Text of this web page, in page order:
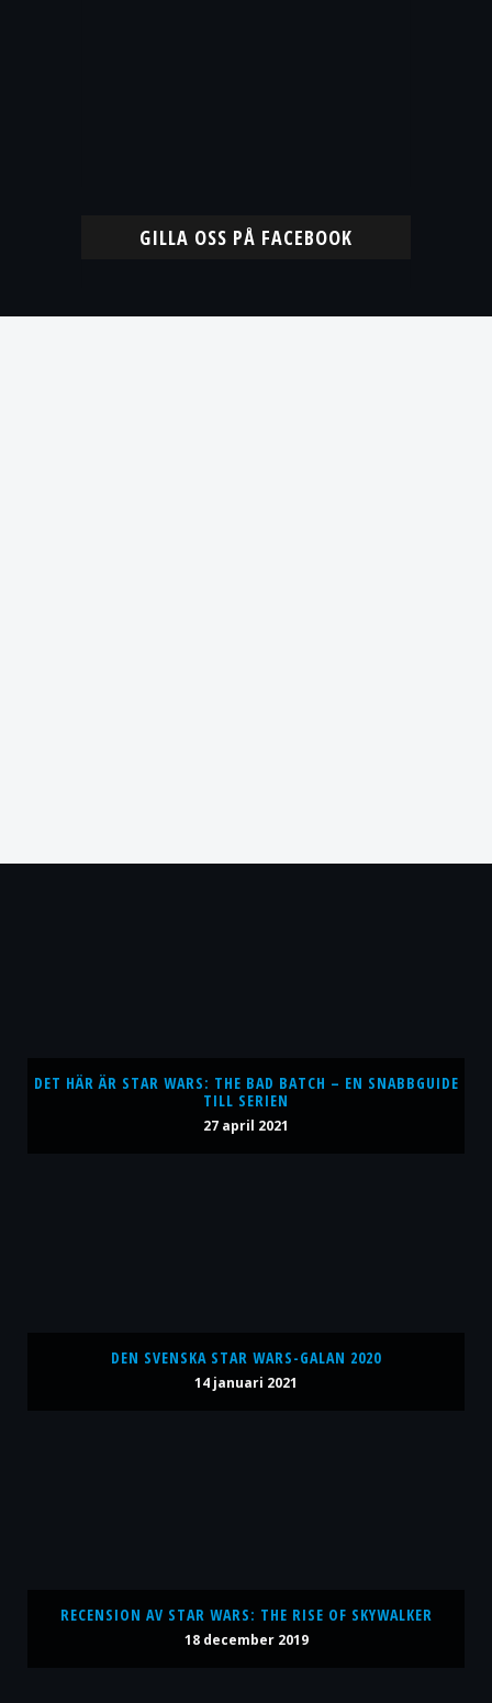
GILLA OSS PÅ FACEBOOK
DET HÄR ÄR STAR WARS: THE BAD BATCH – EN SNABBGUIDE
TILL SERIEN
27 april 2021
DEN SVENSKA STAR WARS-GALAN 2020
14 januari 2021
RECENSION AV STAR WARS: THE RISE OF SKYWALKER
18 december 2019